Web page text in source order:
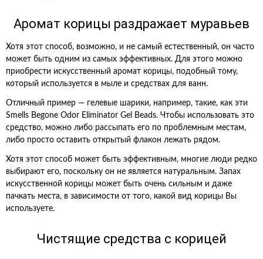
Аромат корицы раздражает муравьев
Хотя этот способ, возможно, и не самый естественный, он часто
может быть одним из самых эффективных. Для этого можно
приобрести искусственный аромат корицы, подобный тому,
который используется в мыле и средствах для ванн.
Отличный пример — гелевые шарики, например, такие, как эти
Smells Begone Odor Eliminator Gel Beads. Чтобы использовать это
средство, можно либо рассыпать его по проблемным местам,
либо просто оставить открытый флакон лежать рядом.
Хотя этот способ может быть эффективным, многие люди редко
выбирают его, поскольку он не является натуральным. Запах
искусственной корицы может быть очень сильным и даже
пачкать места, в зависимости от того, какой вид корицы Вы
используете.
Чистящие средства с корицей